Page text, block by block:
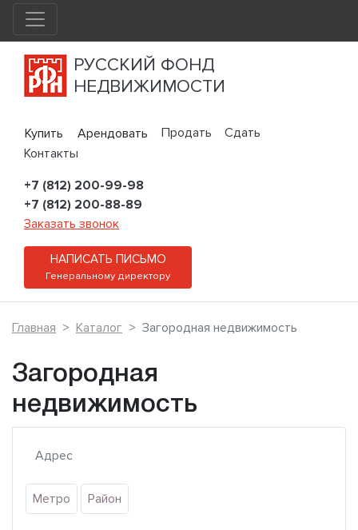
РУССКИЙ ФОНД
НЕДВИЖИМОСТИ
Купить Арендовать Продать
Сдать
Контакты
+7 (812) 200-99-98
+7 (812) 200-88-89
Заказать звонок
НАПИСАТЬ ПИСЬМО
Генеральному директору
Главная Каталог Загородная недвижимость
Загородная
недвижимость
Метро Район